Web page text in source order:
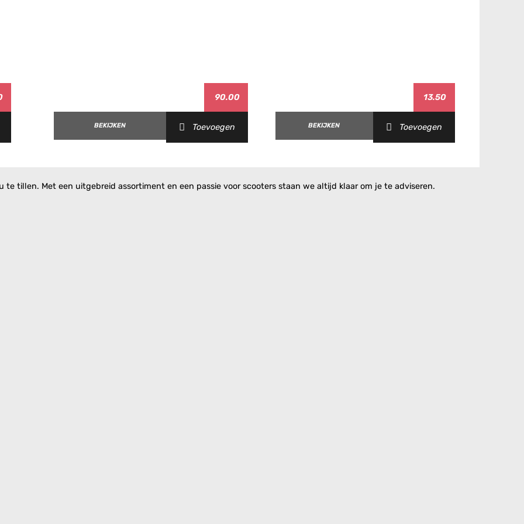
90.00
BEKIJKEN Toevoegen
13.50
BEKIJKEN Toevoegen
tillen. Met een uitgebreid assortiment en een passie voor scooters staan we altijd klaar om je te adviseren.